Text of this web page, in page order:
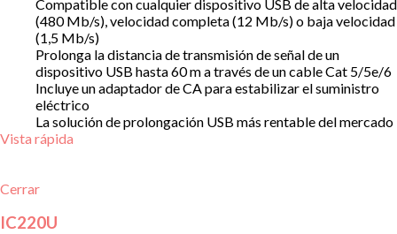
Compatible con cualquier dispositivo USB de alta velocidad
(480 Mb/s), velocidad completa (12 Mb/s) o baja velocidad
(1,5 Mb/s)
Prolonga la distancia de transmisión de señal de un
dispositivo USB hasta 60 m a través de un cable Cat 5/5e/6
Incluye un adaptador de CA para estabilizar el suministro
eléctrico
La solución de prolongación USB más rentable del mercado
Vista rápida
Cerrar
IC220U